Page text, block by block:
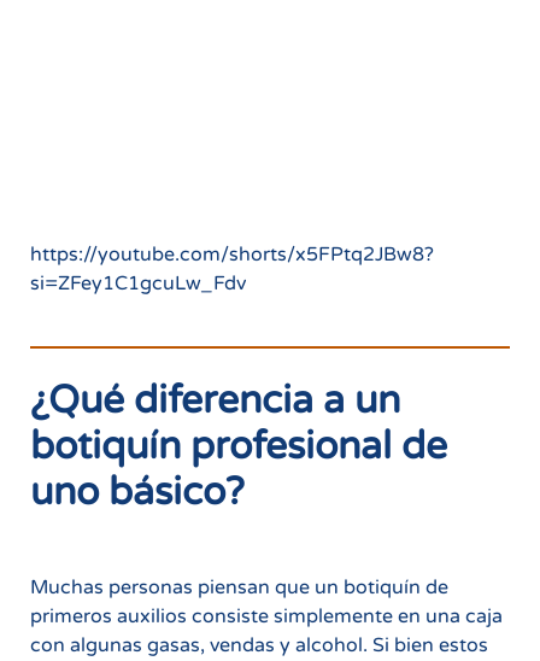
https://youtube.com/shorts/x5FPtq2JBw8?
si=ZFey1C1gcuLw_Fdv
¿Qué diferencia a un
botiquín profesional de
uno básico?
Muchas personas piensan que un botiquín de
primeros auxilios consiste simplemente en una caja
con algunas gasas, vendas y alcohol. Si bien estos